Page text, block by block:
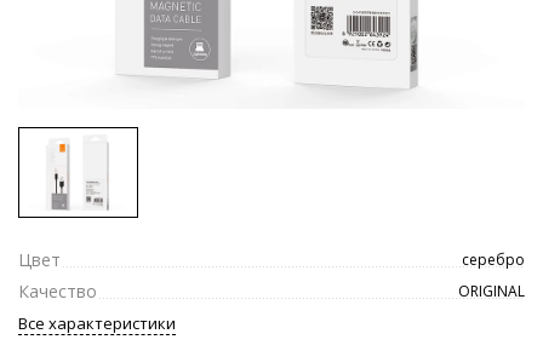
Цвет серебро
Качество ORIGINAL
Все характеристики